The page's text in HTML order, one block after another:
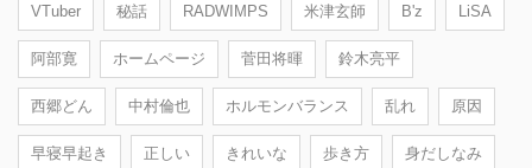
VTuber 秘話 RADWIMPS 米津玄師 B'z LiSA
阿部寛 ホームページ 菅田将暉 鈴木亮平
西郷どん 中村倫也 ホルモンバランス 乱れ 原因
早寝早起き 正しい きれいな 歩き方 身だしなみ